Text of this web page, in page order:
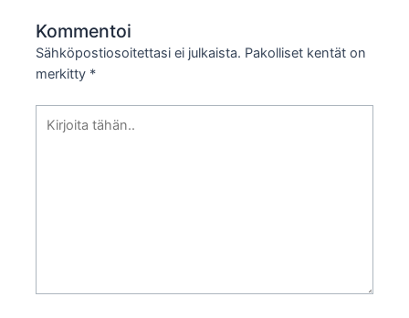
Kommentoi
Sähköpostiosoitettasi ei julkaista. Pakolliset kentät on
merkitty *
tähän..